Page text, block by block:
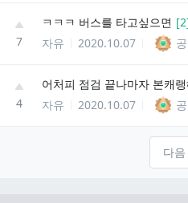
7
ㅋㅋㅋ 버스를 타고싶으면 [2
자유
2020.10.07
4
자유
2020.10.07
다음